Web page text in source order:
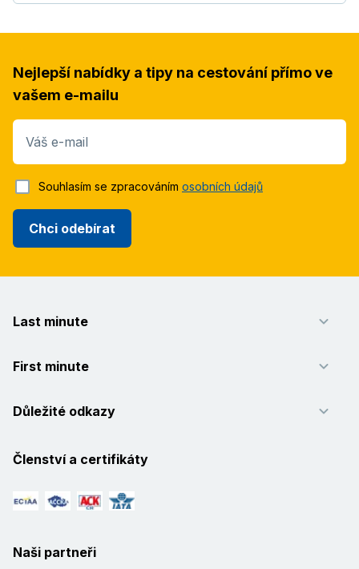
Nejlepší nabídky a tipy na cestování přímo ve
vašem e-mailu
Váš e-mail
Chci odebírat
Souhlasím se zpracováním osobních údajů
Last minute
First minute
Důležité odkazy
Členství a certifikáty
Naši partneři